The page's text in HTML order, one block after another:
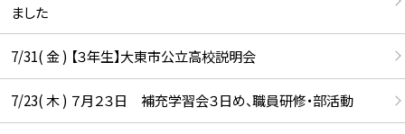
ました
7/31( 金 ) 【３年生】大東市公立高校説明会
7/23( 木 ) ７月２３日 補充学習会３日め、職員研修・部活動